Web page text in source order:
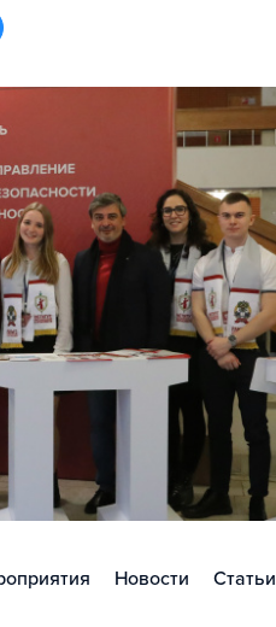
Новости Статьи